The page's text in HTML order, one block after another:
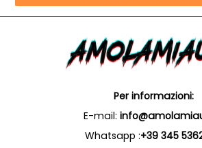
Per informazioni:
E-mail:
Whatsapp :+39 345